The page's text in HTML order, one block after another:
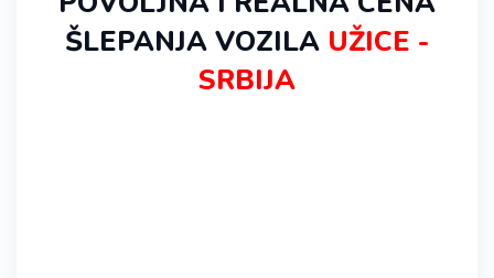
ŠLEPANJA VOZILA UŽICE -
SRBIJA